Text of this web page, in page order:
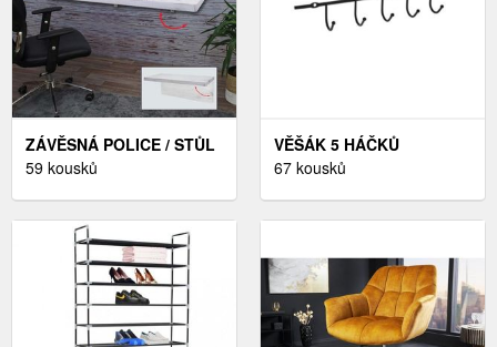
ZÁVĚSNÁ POLICE / STŮL
59 kousků
VĚŠÁK 5 HÁČKŮ
67 kousků